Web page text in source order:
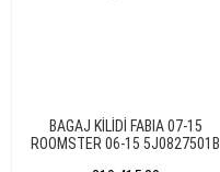
BAGAJ KİLİDİ FABIA 07-15
ROOMSTER 06-15 5J0827501B